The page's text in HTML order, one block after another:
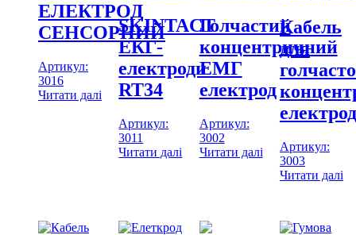
ЕЛЕКТРОД
СЕНСОРНИЙ
Артикул:
3016
Читати далі
SKINTACT
ЕКГ-
електроди
RT34
Артикул:
3011
Читати далі
Голчастий
концентричний
ЕМГ
електрод
Артикул:
3002
Читати далі
Кабель
для
Артикул:
3003
Читати далі